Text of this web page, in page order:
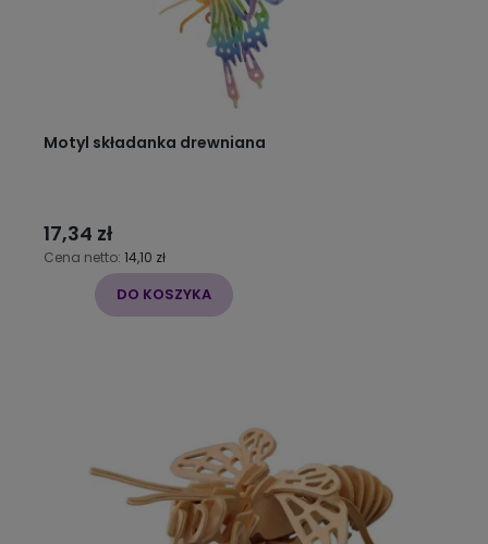
Motyl składanka drewniana
17,34 zł
Cena netto: 14,10 zł
DO KOSZYKA